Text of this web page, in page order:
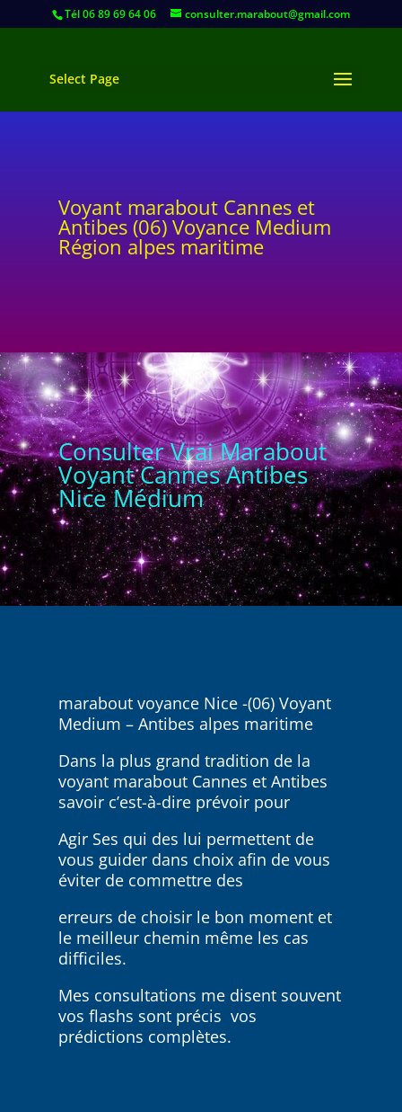
Tél 06 89 69 64 06 consulter.marabout@gmail.com
Select Page
Voyant marabout Cannes et
Antibes (06) Voyance Medium
Région alpes maritime
Consulter Vrai Marabout
Voyant Cannes Antibes
Nice Médium
marabout voyance Nice -(06) Voyant
Medium – Antibes alpes maritime
Dans la plus grand tradition de la
voyant marabout Cannes et Antibes
savoir c’est-à-dire prévoir pour
Agir Ses qui des lui permettent de
vous guider dans choix afin de vous
éviter de commettre des
erreurs de choisir le bon moment et
le meilleur chemin même les cas
difficiles.
Mes consultations me disent souvent
vos flashs sont précis vos
prédictions complètes.